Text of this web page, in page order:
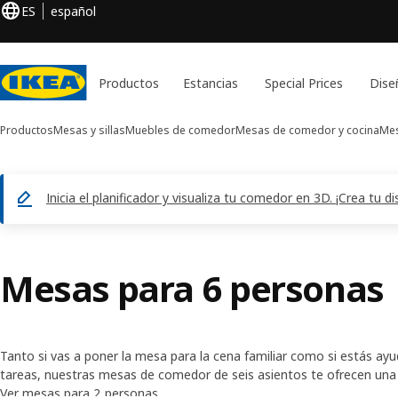
ES español
Productos Estancias Special Prices
ProductosMesas y sillasMuebles de comedorMesas de comedor y cocina
Inicia el planificador y visualiza tu comedor en 3D. ¡Crea tu
Mesas para 6 personas
Tanto si vas a poner la mesa para la cena familiar como si estás
tareas, nuestras mesas de comedor de seis asientos te ofrecen
Tenemos un amplio surtido de formas y estilos, con materiales que
Ver mesas para 2 personas